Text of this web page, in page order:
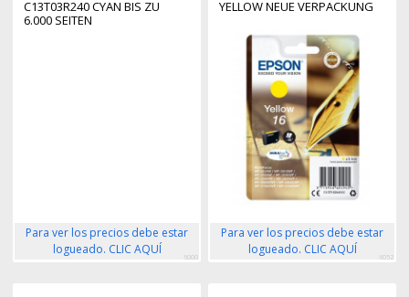
C13T03R240 CYAN BIS ZU
6.000 SEITEN
Para ver los precios debe estar
logueado. CLIC AQUÍ
6000
YELLOW NEUE VERPACKUNG
Para ver los precios debe estar
logueado. CLIC AQUÍ
6052